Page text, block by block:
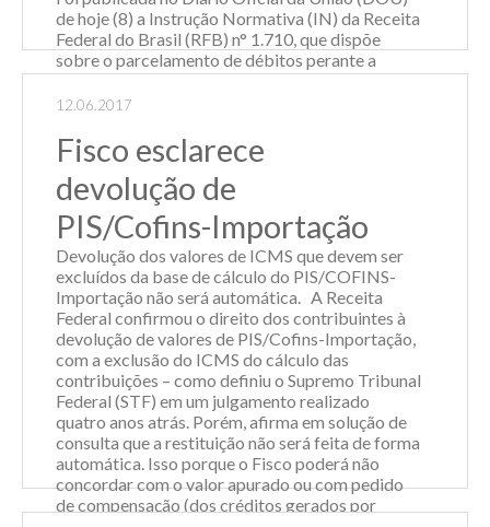
de hoje (8) a Instrução Normativa (IN) da Receita
Federal do Brasil (RFB) n° 1.710, que dispõe
sobre o parcelamento de débitos perante a
Secretaria da Receita Federal do Brasil, relativos
a contribuições previdenciárias de
Federal e dos municípios, de que trata a Medida
Provisória nº778, de 16 de maio de 2017. A
norma abrange os débitos de responsabilidade
dos esta...
Leia Mais
12.06.2017
Fisco esclarece
devolução de
PIS/Cofins-Importação
Devolução dos valores de ICMS que devem ser
excluídos da base de cálculo do PIS/COFINS-
Importação não será automática. A Receita
Federal confirmou o direito dos contribuintes à
devolução de valores de PIS/Cofins-Importação,
com a exclusão do ICMS do cálculo das
contribuições – como definiu o Supremo Tribunal
Federal (STF) em um julgamento realizado
quatro anos atrás. Porém, afirma em solução de
consulta que a restituição não será feita de forma
automática. Isso porque o Fisco poderá não
concordar com o valor apurado ou com pedido
de compensação (dos créditos gerados por